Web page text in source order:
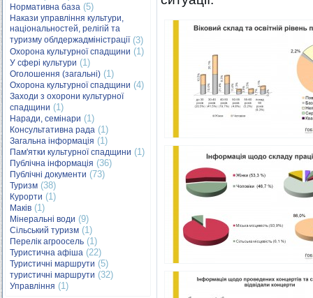
Нормативна база (5)
Накази управління культури,
національностей, релігій та
туризму облдержадміністрації(3)
Охорона культурної спадщини (1)
У сфері культури (1)
Оголошення (загальні) (1)
Охорона культурної спадщини (4)
Заходи з охорони культурної
спадщини (1)
Наради, семінари (1)
Консультативна рада (1)
Загальна інформація (1)
Пам'ятки культурної спадщини (1)
Публічна інформація (36)
Публічні документи (73)
Туризм (38)
Курорти (1)
Маків (1)
Мінеральні води (9)
Сільський туризм (1)
Перелік агроосель (1)
Туристична афіша (22)
Туристичні маршрути (5)
туристичні маршрути (32)
Управління (1)